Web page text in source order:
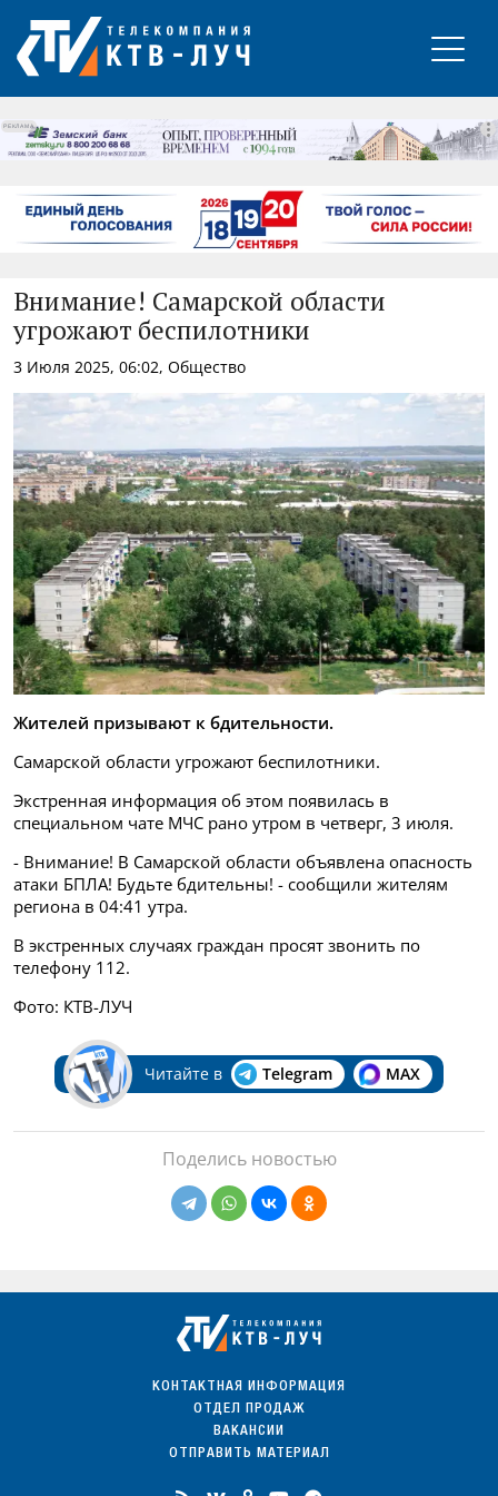
РЕКЛАМА
Внимание! Самарской области
угрожают беспилотники
3 Июля 2025, 06:02, Общество
Жителей призывают к бдительности.
Самарской области угрожают беспилотники.
Экстренная информация об этом появилась в
специальном чате МЧС рано утром в четверг, 3 июля.
- Внимание! В Самарской области объявлена опасность
атаки БПЛА! Будьте бдительны! - сообщили жителям
региона в 04:41 утра.
В экстренных случаях граждан просят звонить по
телефону 112.
Фото: КТВ-ЛУЧ
Читайте в Telegram MAX
Поделись новостью
КОНТАКТНАЯ ИНФОРМАЦИЯ
ОТДЕЛ ПРОДАЖ
ВАКАНСИИ
ОТПРАВИТЬ МАТЕРИАЛ